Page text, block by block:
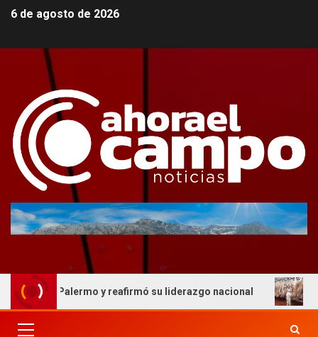
6 de agosto de 2026
Palermo y reafirmó su liderazgo nacional AFIC